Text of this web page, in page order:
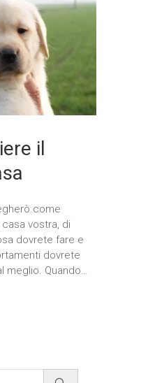
il
come
vostra, di
dovrete fare e
dovrete
meglio. Quando…
Cerca...